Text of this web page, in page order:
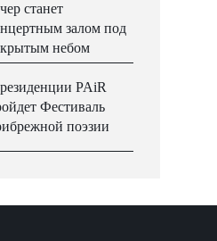
станет
залом под
небом
PAiR
Фестиваль
поэзии